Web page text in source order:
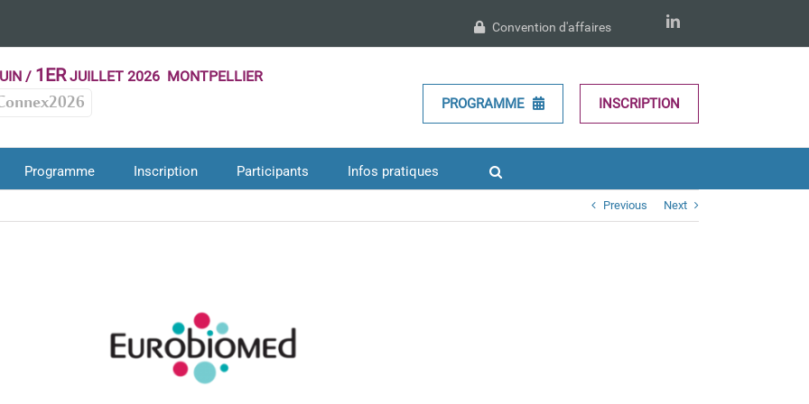
LinkedIn
Convention d'affaires
/ 1ERJUILLET 2026 MONTPELLIER
PROGRAMME INSCRIPTION
Programme Inscription Participants Infos pratiques
Previous Next